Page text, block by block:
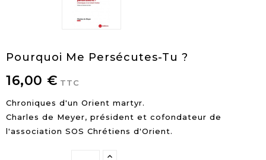
Pourquoi Me Persécutes-Tu ?
16,00 € TTC
Chroniques d'un Orient martyr.
Charles de Meyer, président et cofondateur de
l'association SOS Chrétiens d'Orient.